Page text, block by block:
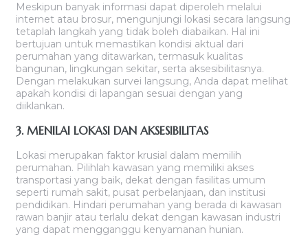
Meskipun banyak informasi dapat diperoleh melalui
internet atau brosur, mengunjungi lokasi secara langsung
tetaplah langkah yang tidak boleh diabaikan. Hal ini
bertujuan untuk memastikan kondisi aktual dari
perumahan yang ditawarkan, termasuk kualitas
bangunan, lingkungan sekitar, serta aksesibilitasnya.
Dengan melakukan survei langsung, Anda dapat melihat
apakah kondisi di lapangan sesuai dengan yang
diiklankan.
3. MENILAI LOKASI DAN AKSESIBILITAS
Lokasi merupakan faktor krusial dalam memilih
perumahan. Pilihlah kawasan yang memiliki akses
transportasi yang baik, dekat dengan fasilitas umum
seperti rumah sakit, pusat perbelanjaan, dan institusi
pendidikan. Hindari perumahan yang berada di kawasan
rawan banjir atau terlalu dekat dengan kawasan industri
yang dapat mengganggu kenyamanan hunian.